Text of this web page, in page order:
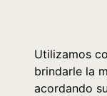
Utilizamos
brindarle la
acordando